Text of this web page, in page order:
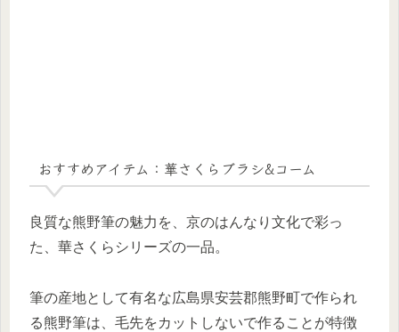
おすすめアイテム：華さくらブラシ&コーム
良質な熊野筆の魅力を、京のはんなり文化で彩っ
た、華さくらシリーズの一品。
筆の産地として有名な広島県安芸郡熊野町で作られ
る熊野筆は、毛先をカットしないで作ることが特徴